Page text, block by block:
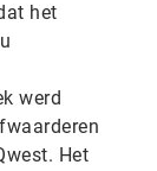
het
werd
Het